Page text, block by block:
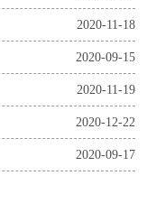
2020-11-18
2020-09-15
2020-11-19
2020-12-22
2020-09-17